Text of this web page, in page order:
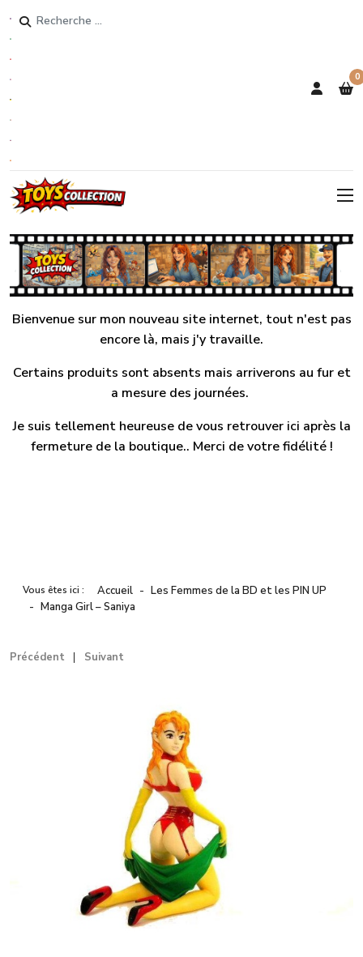
Rechercher
0
Bienvenue sur mon nouveau site internet, tout n'est pas
encore là, mais j'y travaille.
Certains produits sont absents mais arriverons au fur et
a mesure des journées.
Je suis tellement heureuse de vous retrouver ici après la
fermeture de la boutique.. Merci de votre fidélité !
Vous êtes ici : Accueil
Les Femmes de la BD et les PIN UP
Manga Girl – Saniya
Précédent Suivant